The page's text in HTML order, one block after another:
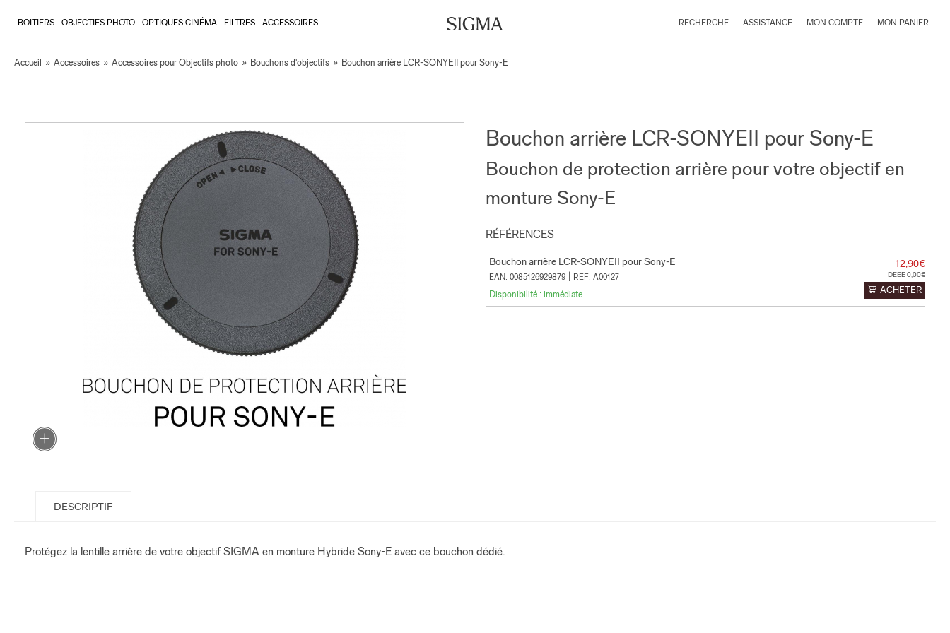
BOITIERS OBJECTIFS PHOTO OPTIQUES CINÉMA FILTRES ACCESSOIRES RECHERCHE ASSISTANCE MON COMPTE MON PANIER
Accueil » Accessoires » Accessoires pour Objectifs photo » Bouchons d'objectifs » Bouchon arrière LCR-SONYEII pour Sony-E
Bouchon arrière LCR-SONYEII pour Sony-E
Bouchon de protection arrière pour votre objectif en
monture Sony-E
RÉFÉRENCES
Bouchon arrière LCR-SONYEII pour Sony-E
EAN: 0085126929879 | REF: A00127
Disponibilité : immédiate
12,90€
DEEE 0,00€
ACHETER
DESCRIPTIF
Protégez la lentille arrière de votre objectif SIGMA en monture Hybride Sony-E avec ce bouchon dédié.